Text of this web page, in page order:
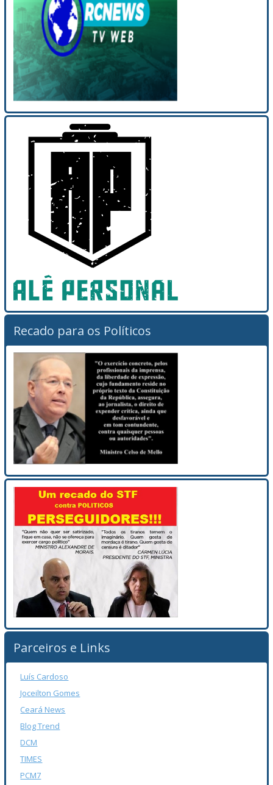
Recado para os Políticos
Parceiros e Links
Luís Cardoso
Joceilton Gomes
Ceará News
Blog Trend
DCM
TIMES
PCM7